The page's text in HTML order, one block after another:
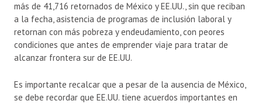
más de 41,716 retornados de México y EE.UU., sin que reciban
a la fecha, asistencia de programas de inclusión laboral y
retornan con más pobreza y endeudamiento, con peores
condiciones que antes de emprender viaje para tratar de
alcanzar frontera sur de EE.UU.
Es importante recalcar que a pesar de la ausencia de México,
se debe recordar que EE.UU. tiene acuerdos importantes en